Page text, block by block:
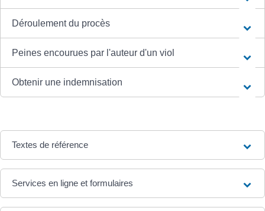
Déroulement du procès
Peines encourues par l'auteur d'un viol
Obtenir une indemnisation
Textes de référence
Services en ligne et formulaires